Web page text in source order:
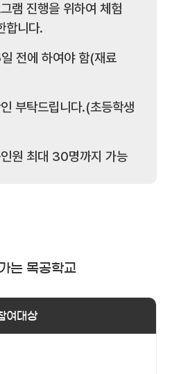
램 진행을 위하여 체험
합니다.
전에 하여야 함(재료
부탁드립니다.(초등학생
원 최대 30명까지 가능
는 목공학교
여대상